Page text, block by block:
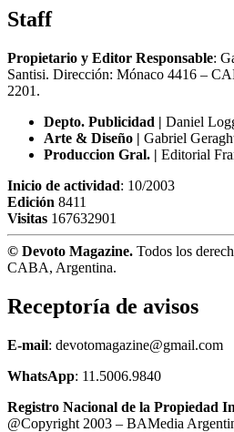
Staff
Propietario y Editor Responsable:
Santisi. Dirección: Mónaco 4416 –
2201.
Depto. Publicidad | Daniel
Arte & Diseño | Gabriel
Produccion Gral. | Editorial
Inicio de actividad: 10/2003
Edición 8411
Visitas 167632901
© Devoto Magazine. Todos los
CABA, Argentina.
Receptoría de avisos
E-mail: devotomagazine@gmail.com
WhatsApp: 11.5006.9840
Registro Nacional de la Propiedad
@Copyright 2003 – BAMedia